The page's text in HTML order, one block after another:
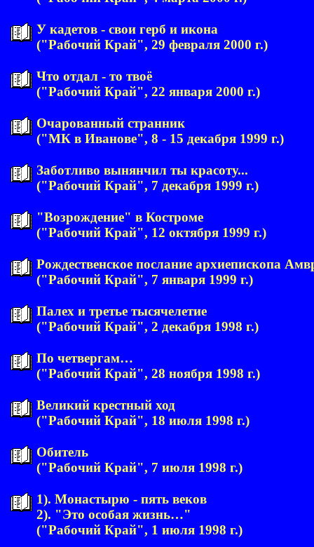
У кадетов - свои герб и икона
("Рабочий Край", 29 февраля 2000 г.)
Что отдал - то твоё
("Рабочий Край", 22 января 2000 г.)
Очарованный странник
("МК в Иванове", 8 - 15 декабря 1999 г.)
Заботливо вынянчил ты красоту...
("Рабочий Край", 7 декабря 1999 г.)
"Возрождение" в Костроме
("Рабочий Край", 12 октября 1999 г.)
Рождественское послание архиепископа
("Рабочий Край", 7 января 1999 г.)
Палех и третье тысячелетие
("Рабочий Край", 2 декабря 1998 г.)
По четвергам…
("Рабочий Край", 28 ноября 1998 г.)
Великий крестный ход
("Рабочий Край", 18 июля 1998 г.)
Обитель
("Рабочий Край", 7 июля 1998 г.)
1). Монастырю - пять веков
2). "Это особая жизнь…"
("Рабочий Край", 1 июля 1998 г.)